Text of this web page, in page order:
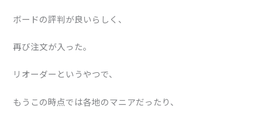
ボードの評判が良いらしく、
再び注文が入った。
リオーダーというやつで、
もうこの時点では各地のマニアだったり、